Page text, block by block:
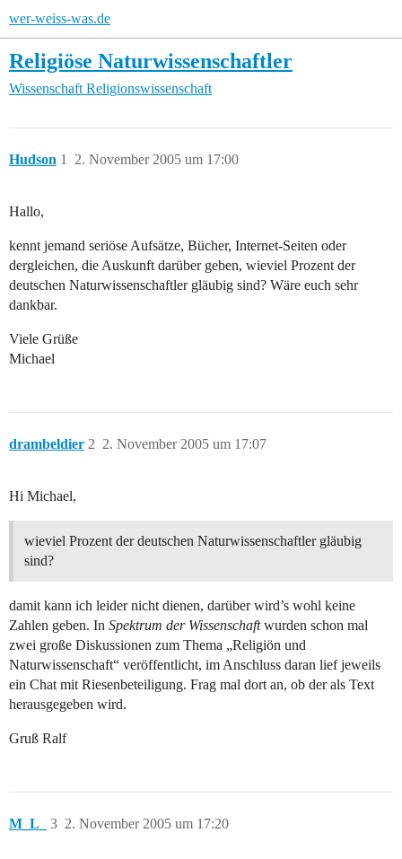
wer-weiss-was.de
Religiöse Naturwissenschaftler
Wissenschaft Religionswissenschaft
Hudson 2. November 2005 um 17:00
1
Hallo,
kennt jemand seriöse Aufsätze, Bücher, Internet-Seiten oder
dergleichen, die Auskunft darüber geben, wieviel Prozent der
deutschen Naturwissenschaftler gläubig sind? Wäre euch sehr
dankbar.
Viele Grüße
Michael
drambeldier 2. November 2005 um 17:07
2
Hi Michael,
wieviel Prozent der deutschen Naturwissenschaftler gläubig
sind?
damit kann ich leider nicht dienen, darüber wird’s wohl keine
Zahlen geben. In Spektrum der Wissenschaftwurden schon mal
zwei große Diskussionen zum Thema „Religiön und
Naturwissenschaft“ veröffentlicht, im Anschluss daran lief jeweils
ein Chat mit Riesenbeteiligung. Frag mal dort an, ob der als Text
herausgegeben wird.
Gruß Ralf
M_L_ 2. November 2005 um 17:20
3